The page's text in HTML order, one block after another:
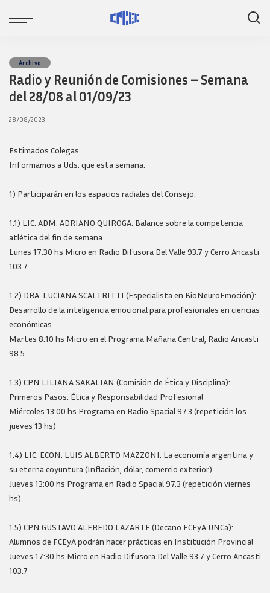
Archivo
Radio y Reunión de Comisiones – Semana
del 28/08 al 01/09/23
28/08/2023
Estimados Colegas
Informamos a Uds. que esta semana:
1) Participarán en los espacios radiales del Consejo:
1.1) LIC. ADM. ADRIANO QUIROGA: Balance sobre la competencia
atlética del fin de semana
Lunes 17:30 hs Micro en Radio Difusora Del Valle 93.7 y Cerro Ancasti
103.7
1.2) DRA. LUCIANA SCALTRITTI (Especialista en BioNeuroEmoción):
Desarrollo de la inteligencia emocional para profesionales en ciencias
económicas
Martes 8:10 hs Micro en el Programa Mañana Central, Radio Ancasti
98.5
1.3) CPN LILIANA SAKALIAN (Comisión de Ética y Disciplina):
Primeros Pasos. Ética y Responsabilidad Profesional
Miércoles 13:00 hs Programa en Radio Spacial 97.3 (repetición los
jueves 13 hs)
1.4) LIC. ECON. LUIS ALBERTO MAZZONI: La economía argentina y
su eterna coyuntura (Inflación, dólar, comercio exterior)
Jueves 13:00 hs Programa en Radio Spacial 97.3 (repetición viernes
hs)
1.5) CPN GUSTAVO ALFREDO LAZARTE (Decano FCEyA UNCa):
Alumnos de FCEyA podrán hacer prácticas en Institución Provincial
Jueves 17:30 hs Micro en Radio Difusora Del Valle 93.7 y Cerro Ancasti
103.7